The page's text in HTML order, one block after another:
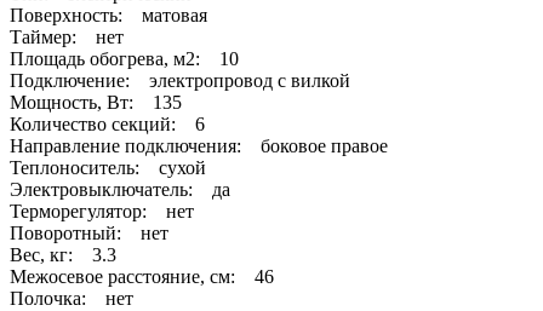
Поверхность: матовая
Таймер: нет
Площадь обогрева, м2: 10
Подключение: электропровод с вилкой
Мощность, Вт: 135
Количество секций: 6
Направление подключения: боковое правое
Теплоноситель: сухой
Электровыключатель: да
Терморегулятор: нет
Поворотный: нет
Вес, кг: 3.3
Межосевое расстояние, см: 46
Полочка: нет